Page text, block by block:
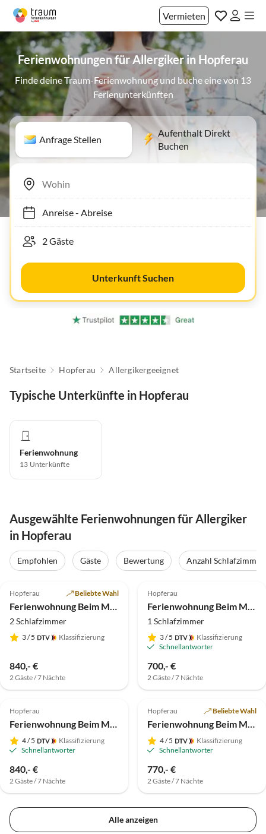
Vermieten
Ferienwohnungen für Allergiker in Hopferau
Finde deine Traum-Ferienwohnung und buche eine von 13
Ferienunterkünften
Anfrage Stellen
Aufenthalt Direkt
Buchen
Anreise- Abreise
Unterkunft Suchen
Startseite Hopferau Allergikergeeignet
Typische Unterkünfte in Hopferau
Ferienwohnung
13 Unterkünfte
Ausgewählte Ferienwohnungen für Allergiker
in Hopferau
Empfohlen Gäste Bewertung
Anzahl Schlafzimmer
Hopferau Beliebte Wahl
Ferienwohnung Beim Maurer - Edelweiß
2 Schlafzimmer
3/ 5 Klassifizierung
840,- €
2 Gäste / 7 Nächte
Hopferau
Ferienwohnung Beim Maurer - Enzian
1 Schlafzimmer
3/ 5
Klassifizierung
Schnellantworter
700,- €
2 Gäste / 7 Nächte
5.0 (2)
Hopferau
Ferienwohnung Beim Maurer - Silberdistel
4/ 5
Klassifizierung
Schnellantworter
840,- €
2 Gäste / 7 Nächte
Hopferau Beliebte Wahl
Ferienwohnung Beim Maurer - Alpenrose
4/ 5
Klassifizierung
Schnellantworter
770,- €
2 Gäste / 7 Nächte
Alle anzeigen